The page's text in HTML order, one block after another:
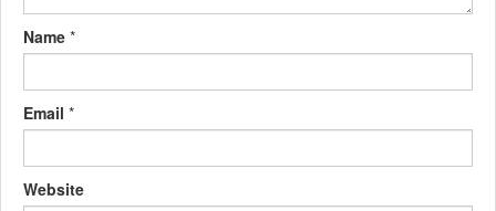
Name *
Email *
Website